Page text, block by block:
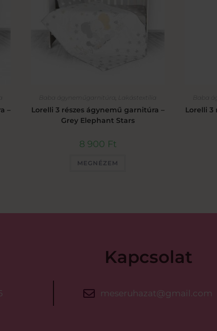
–
Baba ágyneműgarnitúra Lakástextília
Lorelli 3 részes ágynemű garnitúra –
Grey Elephant Stars
8 900 Ft
MEGNÉZEM
Baba
Lorelli 3
Kapcsolat
meseruhazat@gmail.com